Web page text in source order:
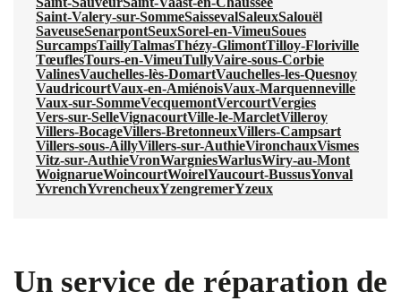
Saint-Valery-sur-SommeSaissevalSaleuxSalouël
SaveuseSenarpontSeuxSorel-en-VimeuSoues
SurcampsTaillyTalmasThézy-GlimontTilloy-Floriville
TœuflesTours-en-VimeuTullyVaire-sous-Corbie
ValinesVauchelles-lès-DomartVauchelles-les-Quesnoy
VaudricourtVaux-en-AmiénoisVaux-Marquenneville
Vaux-sur-SommeVecquemontVercourtVergies
Vers-sur-SelleVignacourtVille-le-MarcletVilleroy
Villers-BocageVillers-BretonneuxVillers-Campsart
Villers-sous-AillyVillers-sur-AuthieVironchauxVismes
Vitz-sur-AuthieVronWargniesWarlusWiry-au-Mont
WoignarueWoincourtWoirelYaucourt-BussusYonval
YvrenchYvrencheuxYzengremerYzeux
Un service de réparation de